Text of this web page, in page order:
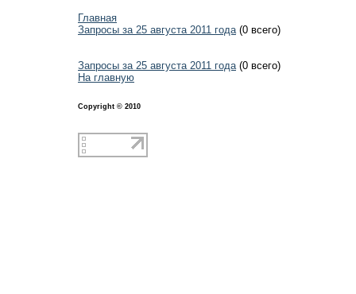
Главная
Запросы за 25 августа 2011 года(0 всего)
Запросы за 25 августа 2011 года(0 всего)
На главную
Copyright © 2010